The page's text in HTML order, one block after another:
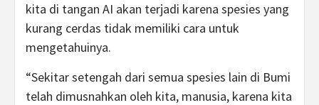
kita di tangan AI akan terjadi karena spesies yang
kurang cerdas tidak memiliki cara untuk
mengetahuinya.
“Sekitar setengah dari semua spesies lain di Bumi
telah dimusnahkan oleh kita, manusia, karena kita